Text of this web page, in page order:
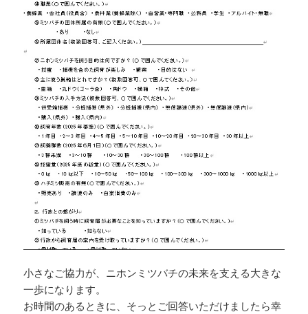
小さなご協力が、ニホンミツバチの未来を支える大きな
一歩になります。
お時間のあるときに、そっとご回答いただけましたら幸